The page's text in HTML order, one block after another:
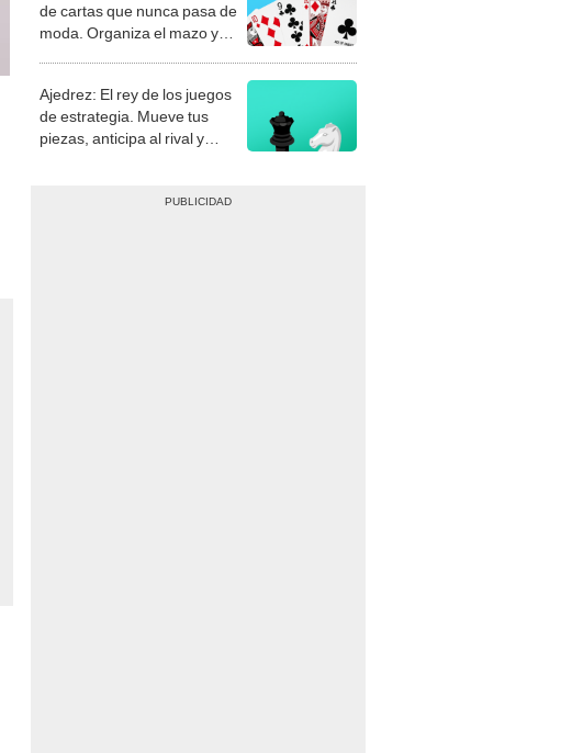
de cartas que nunca pasa de
moda. Organiza el mazo y
Ajedrez: El rey de los juegos
de estrategia. Mueve tus
piezas, anticipa al rival y